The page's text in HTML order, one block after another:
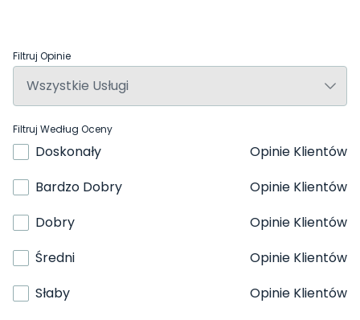
Filtruj Opinie
Filtruj Według Oceny
Doskonały
Opinie Klientów
Bardzo Dobry
Opinie Klientów
Dobry
Opinie Klientów
Średni
Opinie Klientów
Słaby
Opinie Klientów